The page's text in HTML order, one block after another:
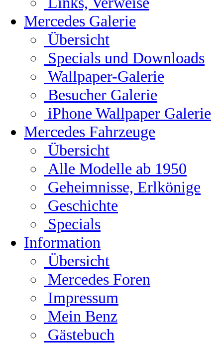
Mercedes Galerie
Übersicht
Specials und Downloads
Wallpaper-Galerie
Besucher Galerie
iPhone Wallpaper Galerie
Mercedes Fahrzeuge
Übersicht
Alle Modelle ab 1950
Geheimnisse, Erlkönige
Geschichte
Specials
Information
Übersicht
Mercedes Foren
Impressum
Mein Benz
Gästebuch